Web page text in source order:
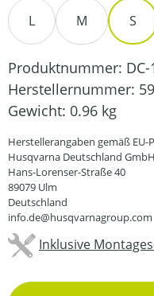
L M S
Produktnummer:
Herstellernummer:
Gewicht: 0.96 kg
Herstellerangaben gemäß
Husqvarna Deutschland GmbH
Hans-Lorenser-Straße 40
89079 Ulm
Deutschland
info.de@husqvarnagroup.com
Inklusive